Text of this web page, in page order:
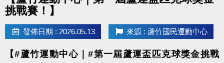
挑戰賽！】
發佈日期 : 2026.05.13 來源 : 蘆竹國民運動中心
【#蘆竹運動中心｜#第一屆蘆運盃匹克球獎金挑戰